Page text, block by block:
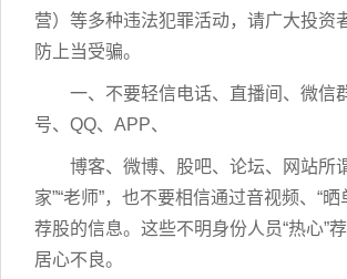
营）等多种违法犯罪活动，请广大投资
防上当受骗。
一、不要轻信电话、直播间、微信
号、QQ、APP、
博客、微博、股吧、论坛、网站所
家”“老师”，也不要相信通过音视频、“
荐股的信息。这些不明身份人员“热心”
居心不良。